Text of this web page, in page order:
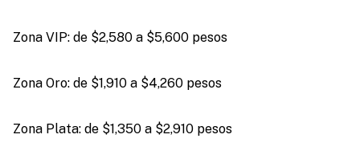
Zona VIP: de $2,580 a $5,600 pesos
Zona Oro: de $1,910 a $4,260 pesos
Zona Plata: de $1,350 a $2,910 pesos